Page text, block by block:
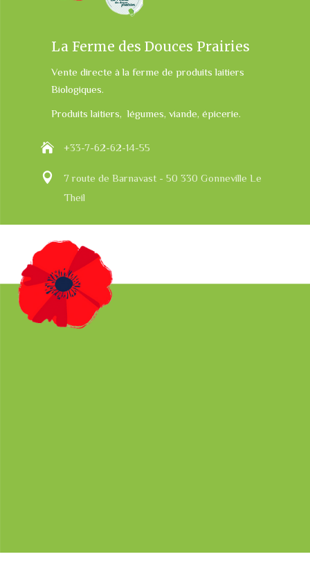
La Ferme des Douces Prairies
Vente directe à la ferme de produits laitiers
Biologiques.
Produits laitiers, légumes, viande, épicerie.
+33-7-62-62-14-55
7 route de Barnavast - 50 330 Gonneville Le
Theil